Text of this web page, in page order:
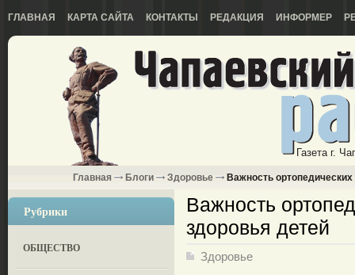
ГЛАВНАЯ КАРТА САЙТА КОНТАКТЫ РЕДАКЦИЯ ИНФОРМЕР
Газета г.
Главная Блоги Здоровье Важность
Рубрики
ОБЩЕСТВО
Важность
здоровья детей
Здоровье